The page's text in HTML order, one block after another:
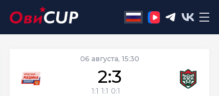
06 августа, 15:30
2:3
1:1 1:1 0:1